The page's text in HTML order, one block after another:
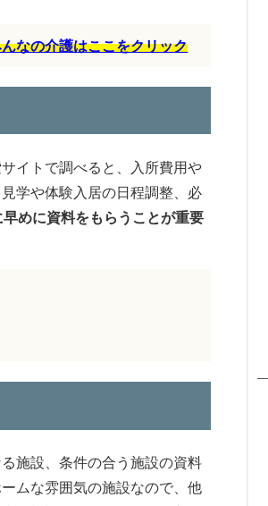
なの介護はここをクリック
イトで調べると、入所費用や
学や体験入居の日程調整、必
めに資料をもらうことが重要
施設、条件の合う施設の資料
ムな雰囲気の施設なので、他